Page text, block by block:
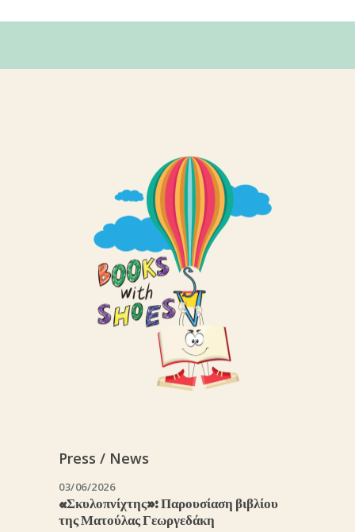
Press / News
03/06/2026
«Σκυλοπνίχτης»: Παρουσίαση βιβλίου
της Ματούλας Γεωργεδάκη